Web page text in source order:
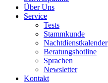
Über Uns
Service
Tests
Stammkunde
Nachtdienstkalender
Beratungshotline
Sprachen
Newsletter
Kontakt